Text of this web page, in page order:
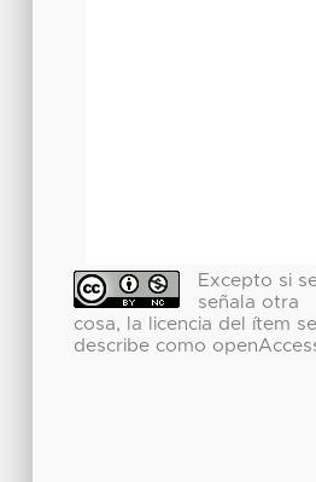
Excepto si
señala otra
cosa, la licencia del ítem se
describe como